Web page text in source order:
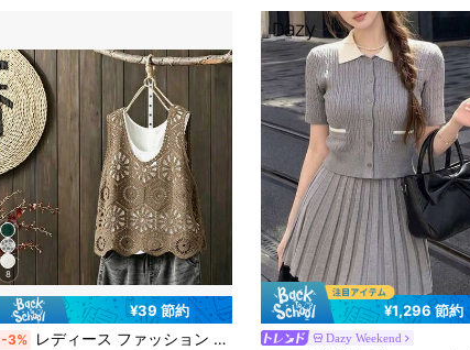
8
¥39 節約
-3% レディース ファッション 無地 透かし編み ハンドメイド クロシェ アシンメトリーヘム ノースリーブ ルーズ カジュアル ニットトップ 夏用
カーキ レディースセーターベスト
¥1,296 節約
Dazy Weekend